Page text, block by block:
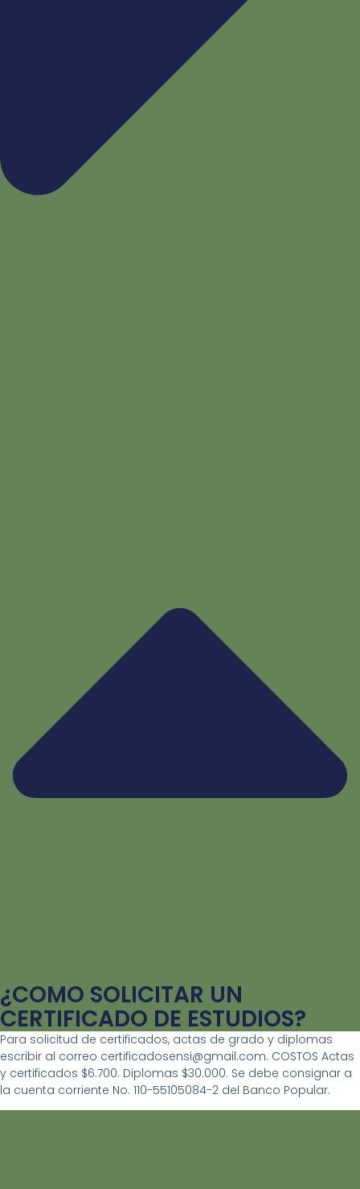
¿COMO SOLICITAR UN
CERTIFICADO DE ESTUDIOS?
Para solicitud de certificados, actas de grado y diplomas
escribir al correo certificadosensi@gmail.com. COSTOS Actas
y certificados $6.700. Diplomas $30.000. Se debe consignar a
la cuenta corriente No. 110-55105084-2 del Banco Popular.